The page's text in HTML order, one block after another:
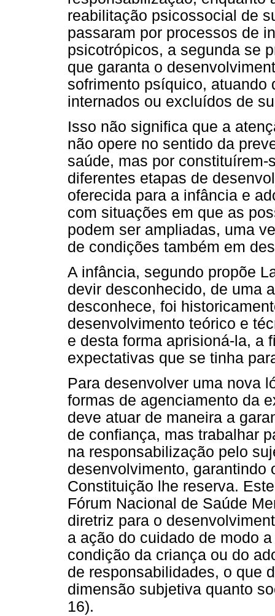
reabilitação psicossocial de
passaram por processos de
psicotrópicos, a segunda se
que garanta o
sofrimento psíquico, atuando
internados ou excluídos de
Isso não significa que a
não opere no sentido da
saúde, mas por
diferentes etapas de
oferecida para a infância e
com situações em que as
podem ser ampliadas, uma
de condições também em
A infância, segundo propõe
devir desconhecido, de uma
desconhece, foi
desenvolvimento teórico e
e desta forma aprisioná-la, a
expectativas que se tinha
Para desenvolver uma nova
formas de agenciamento da
deve atuar de maneira a
de confiança, mas trabalhar
na responsabilização pelo
desenvolvimento, garantindo
Constituição lhe reserva.
Fórum Nacional de Saúde
diretriz para o
a ação do cuidado de modo
condição da criança ou do
de responsabilidades, o que
dimensão subjetiva quanto
16).